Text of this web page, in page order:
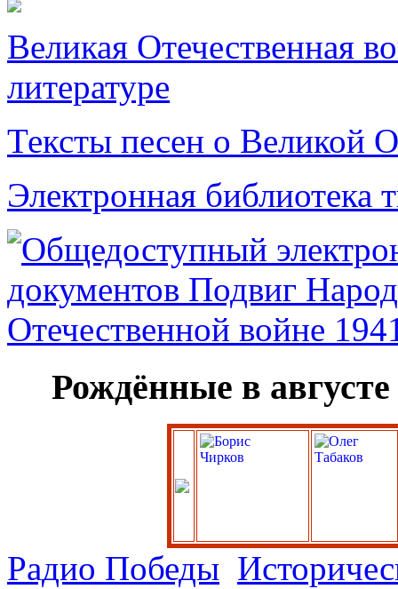
Великая Отечественная
литературе
Тексты песен о Великой
Электронная библиотека
Рождённые в августе
Радио Победы